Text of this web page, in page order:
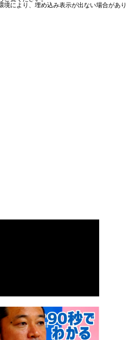
境により、埋め込み表示が出ない場合があり